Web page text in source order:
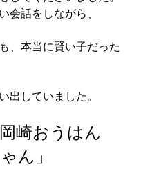
会話をしながら、
、本当に賢い子だった
出していました。
崎おうはん
ん」